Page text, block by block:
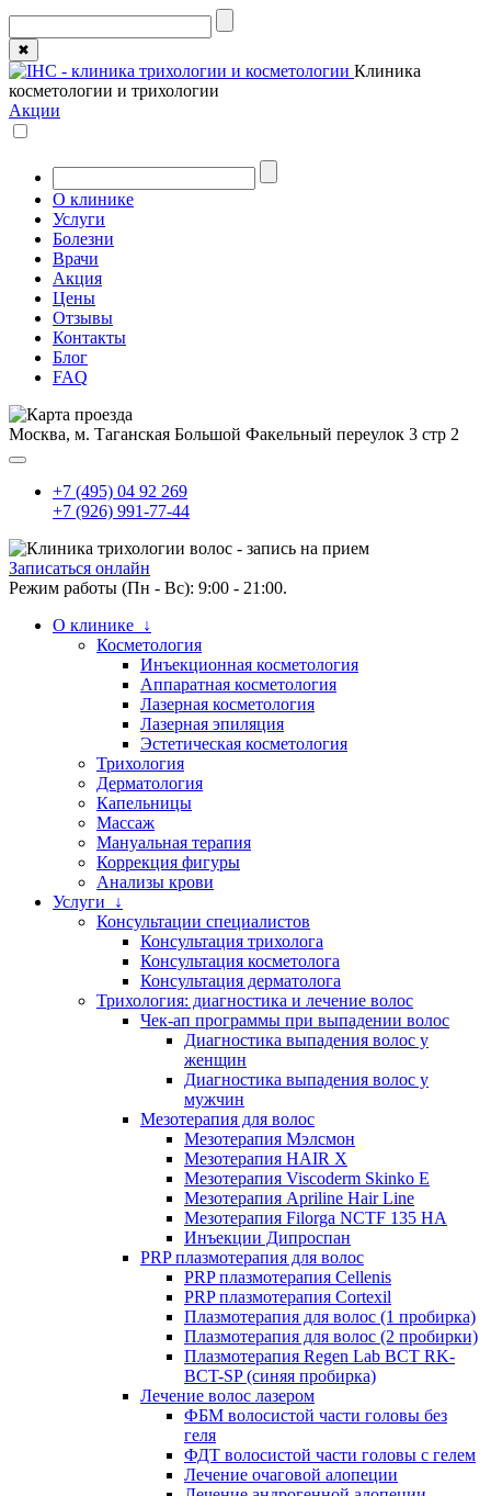
✖
Клиника
косметологии и трихологии
Акции
О клинике
Услуги
Болезни
Врачи
Акция
Цены
Отзывы
Контакты
Блог
FAQ
Москва, м. Таганская Большой Факельный переулок 3 стр 2
+7 (495) 04 92 269
+7 (926) 991-77-44
Записаться онлайн
Режим работы (Пн - Вс): 9:00 - 21:00.
О клинике ↓
Косметология
Инъекционная косметология
Аппаратная косметология
Лазерная косметология
Лазерная эпиляция
Эстетическая косметология
Трихология
Дерматология
Капельницы
Массаж
Мануальная терапия
Коррекция фигуры
Анализы крови
Услуги ↓
Консультации специалистов
Консультация трихолога
Консультация косметолога
Консультация дерматолога
Трихология: диагностика и лечение волос
Чек-ап программы при выпадении волос
Диагностика выпадения волос у
женщин
Диагностика выпадения волос у
мужчин
Мезотерапия для волос
Мезотерапия Мэлсмон
Мезотерапия HAIR X
Мезотерапия Viscoderm Skinko E
Мезотерапия Apriline Hair Line
Мезотерапия Filorga NCTF 135 HA
Инъекции Дипроспан
PRP плазмотерапия для волос
PRP плазмотерапия Cellenis
PRP плазмотерапия Cortexil
Плазмотерапия для волос (1 пробирка)
Плазмотерапия для волос (2 пробирки)
Плазмотерапия Regen Lab BCT RK-
BCT-SP (синяя пробирка)
Лечение волос лазером
ФБМ волосистой части головы без
геля
ФДТ волосистой части головы с гелем
Лечение очаговой алопеции